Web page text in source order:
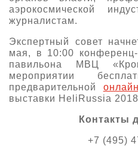
аэрокосмической
журналистам.
Экспертный совет
мая, в 10:00
павильона МВЦ
мероприятии
предварительной
выставки HeliRussia
Контакты
+7 (495)